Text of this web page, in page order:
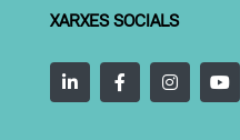
XARXES SOCIALS